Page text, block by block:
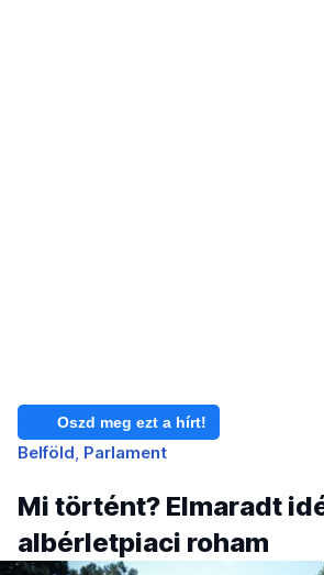
Oszd meg ezt a hírt!
Belföld Parlament
Mi történt? Elmaradt
albérletpiaci roham